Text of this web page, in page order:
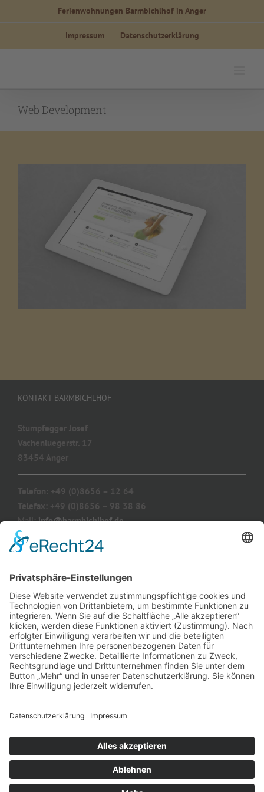
Inhalt
Ferienwohnungen Barmbichlhof in Anger
Impressum Datenschutzerklärung
Web Development
KONTAKT BARMBICHLHOF
Stumpfegger Josef
Vachenluegerstr. 17
83454 Anger
Telefon: +49 (0)8656 – 12 64
Telefax: +49 (0)8656 – 98 38 86
Mail:info@barmbichlhof.de
URLAUB AUF DEM BAUERNHOF